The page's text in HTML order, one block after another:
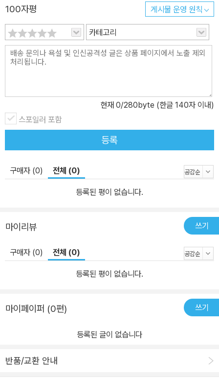
100자평 게시물 운영 원칙
카테고리
현재 0/280byte (한글 140자 이내)
스포일러 포함
등록
구매자 (0) 전체 (0)
등록된 평이 없습니다.
마이리뷰 쓰기
구매자 (0) 전체 (0)
등록된 평이 없습니다.
마이페이퍼 (0편) 쓰기
등록된 글이 없습니다
반품/교환 안내